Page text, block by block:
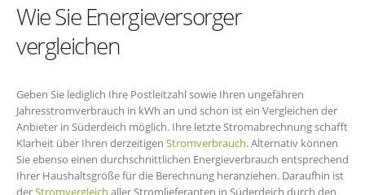
Wie Sie Energieversorger
vergleichen
Geben Sie lediglich Ihre Postleitzahl sowie Ihren ungefähren
Jahresstromverbrauch in kWh an und schon ist ein Vergleichen der
Anbieter in Süderdeich möglich. Ihre letzte Stromabrechnung schafft
Klarheit über Ihren derzeitigen Stromverbrauch. Alternativ können
Sie ebenso einen durchschnittlichen Energieverbrauch entsprechend
Ihrer Haushaltsgröße für die Berechnung heranziehen. Daraufhin ist
derStromvergleich aller Stromlieferanten in Süderdeich durch den